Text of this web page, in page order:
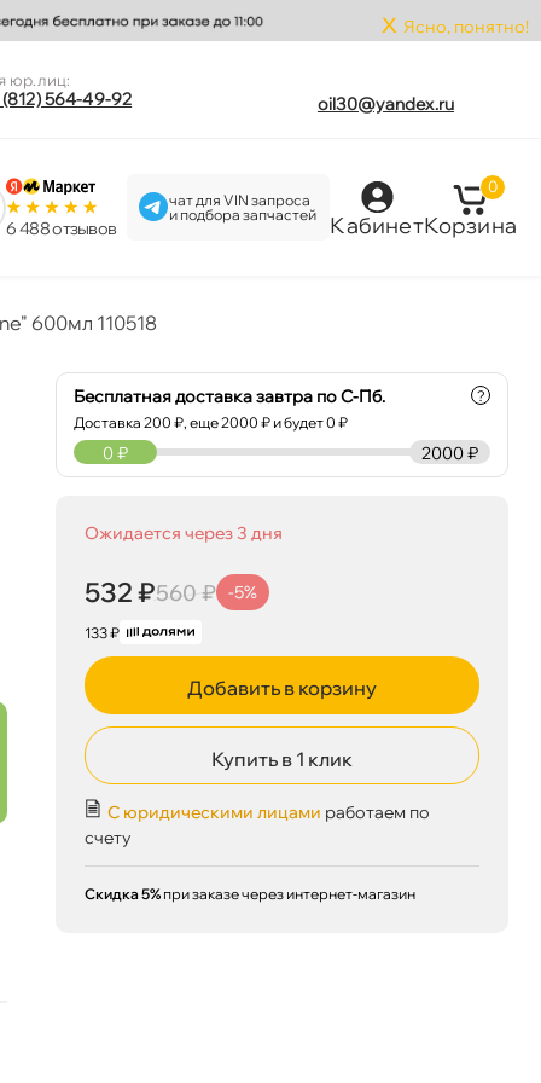
x Ясно, понятно!
юр.лиц:
(812) 564-49-92 oil30@yandex.ru
6 488 отзыво
чат для VIN запроса
и подбора запчастей
Кабинет
0
Корзина
600мл 110518
Бесплатная доставка завтра по С-Пб.
Доставка200 ₽, еще2000 ₽ и будет 0 ₽
?
2000 ₽
0 ₽
Ожидается через 3 дня
532 ₽560 ₽ -5%
133 ₽
Добавить в корзину
Купить в 1 клик
С юридическими лицами работаем по
счету
Скидка 5% при заказе через интернет-магазин